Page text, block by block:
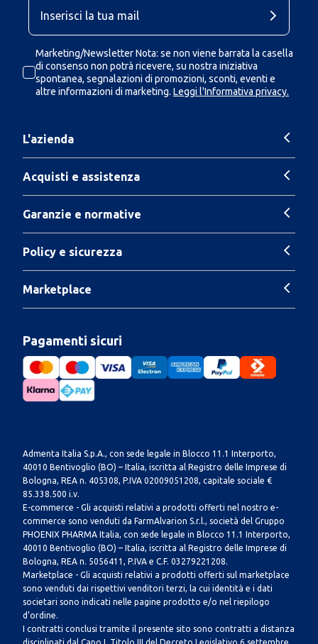
Marketing/Newsletter Nota: se non viene barrata la casella
di consenso non potrà ricevere, su nostra iniziativa
spontanea, segnalazioni di promozioni, sconti, eventi e
altre informazioni di marketing. Leggi l'Informativa privacy.
L'azienda
Acquisti e assistenza
Garanzie e normative
Policy e sicurezza
Marketplace
Pagamenti sicuri
Admenta Italia S.p.A., con sede legale in Blocco 11.1 Interporto,
40010 Bentivoglio (BO) – Italia, iscritta al Registro delle Imprese di
Bologna, REA n. 405308, P.IVA 02009051208, capitale sociale €
85.338.500 i.v.
E-commerce - Gli acquisti relativi a prodotti offerti nel nostro e-
commerce sono venduti da FarmAlvarion S.r.l., società del Gruppo
PHOENIX PHARMA Italia, con sede legale in Blocco 11.1 Interporto,
40010 Bentivoglio (BO) – Italia, iscritta al Registro delle Imprese di
Bologna, REA n. 5056411, P.IVA e C.F. 03279221208.
Marketplace - Gli acquisti relativi a prodotti offerti sul marketplace
sono venduti dai rispettivi venditori terzi, la cui identità e i dati
societari sono indicati nelle pagine prodotto e/o nel riepilogo
d’ordine.
I contratti conclusi tramite il presente sito sono contratti a distanza